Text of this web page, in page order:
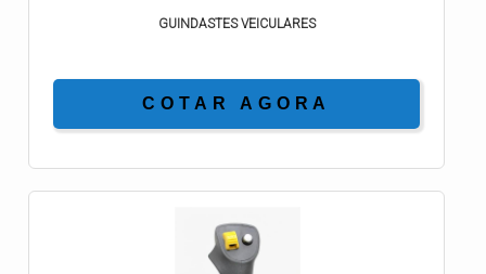
GUINDASTES VEICULARES
COTAR AGORA